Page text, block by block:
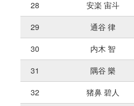
28
安楽 宙斗
29
通谷 律
30
内木 智
31
隅谷 樂
32
猪鼻 碧人